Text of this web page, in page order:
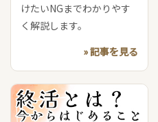
けたいNGまでわかりやす
く解説します。
» 記事を見る